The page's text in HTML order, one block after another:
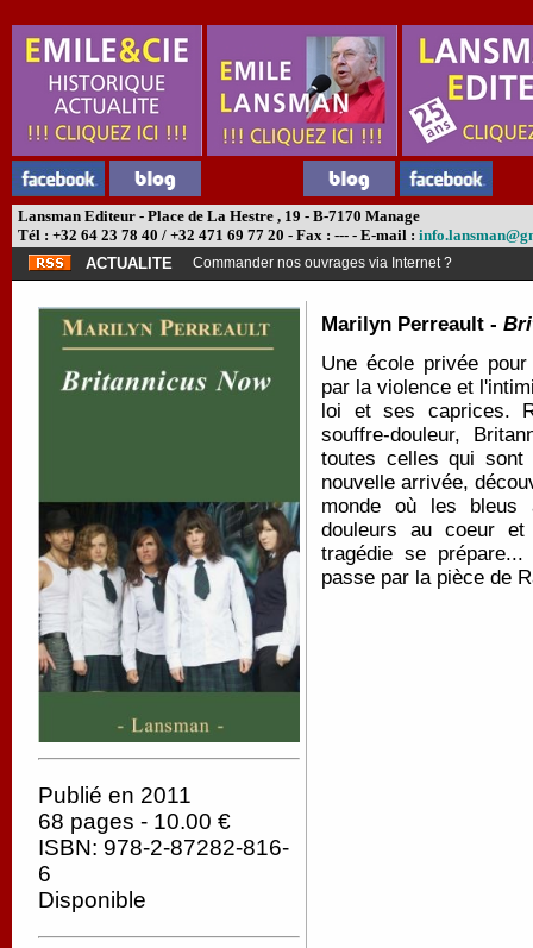
Lansman Editeur - Place de La Hestre , 19 - B-7170 Manage
Tél : +32 64 23 78 40 / +32 471 69 77 20 - Fax : --- - E-mail :
ACTUALITE
Commander nos ouvrages via Internet ?
Publié en 2011
68 pages - 10.00 €
ISBN: 978-2-87282-816-
6
Disponible
Marilyn Perreault -
Une école privée
par la violence et
loi et ses caprices.
souffre-douleur,
toutes celles qui sont
nouvelle arrivée,
monde où les bleus
douleurs au coeur
tragédie se
passe par la pièce de